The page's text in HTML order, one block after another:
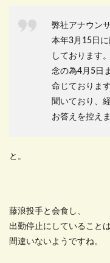
弊社アナウン
本年3月15日
しております
念の為4月5日
命じておりま
聞いており、
お答えを控え
と。
藤浪投手と会食し、
出勤停止にしていることは
間違いないようですね。